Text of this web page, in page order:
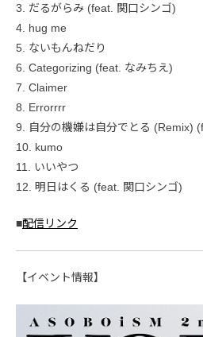
3. だるがらみ (feat. 関口シンゴ)
4. hug me
5. ないもんねだり
6. Categorizing (feat. なみちえ)
7. Claimer
8. Errorrrr
9. 自分の機嫌は自分でとる (Remix)
10. kumo
11. いいやつ
12. 明日はくる (feat. 関口シンゴ)
■配信リンク
【イベント情報】